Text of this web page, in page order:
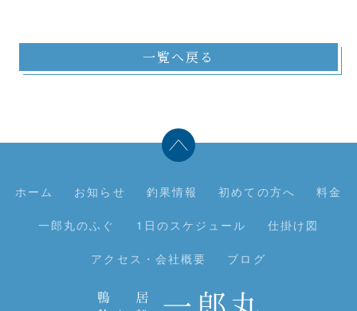
一覧へ戻る
ホーム お知らせ 釣果情報 初めての方へ 料金
一郎丸のふぐ 1日のスケジュール 仕掛け図
アクセス・会社概要 ブログ